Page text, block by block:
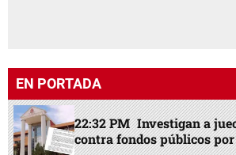
EN PORTADA
22:32 PM Investigan a
contra fondos públicos